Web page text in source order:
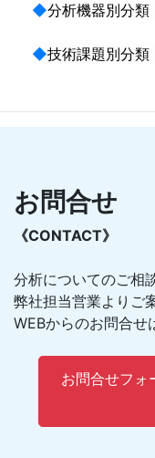
◆分析機器別
◆技術課題
お問合せ
《CONTACT》
分析についてのご相
弊社担当営業よりご
WEBからのお問合せ
お問合せフォ